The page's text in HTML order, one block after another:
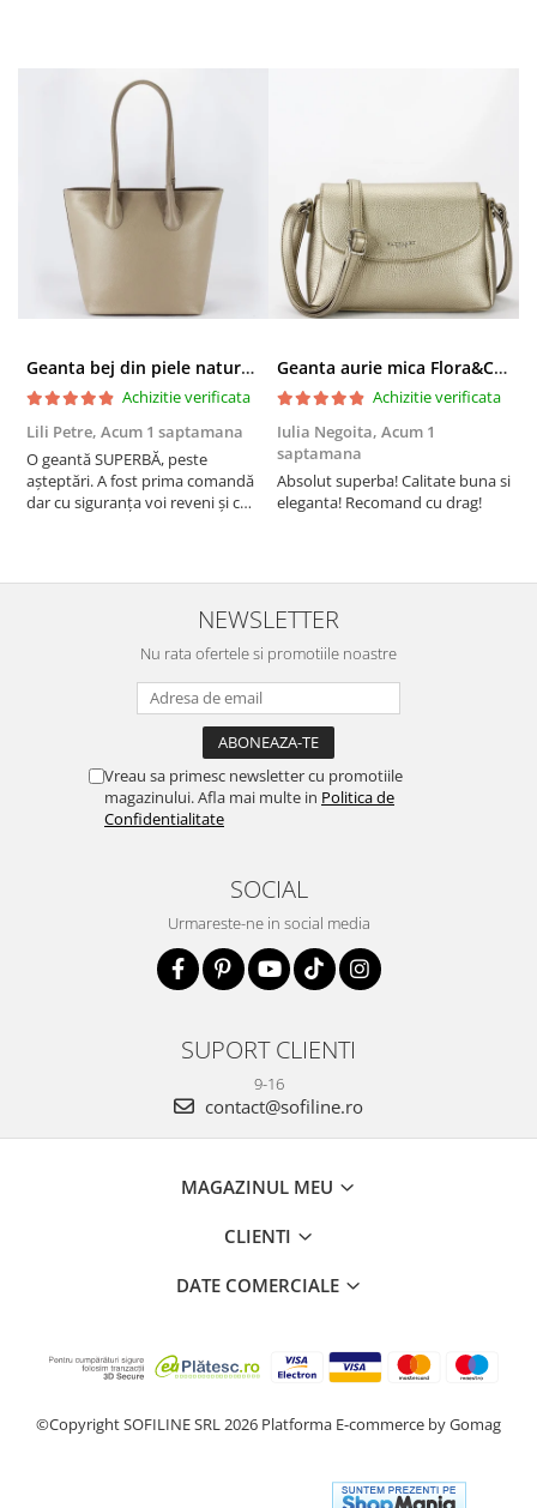
Geanta bej din piele naturala 8966 123
Achizitie verificata
Lili Petre, Acum 1 saptamana
O geantă SUPERBĂ, peste
așteptări. A fost prima comandă
dar cu siguranța voi reveni și cu
doua zi). RECOMAND SOFILINE!!!
Geanta aurie mica Flora&CO Paris H6930 16
Achizitie verificata
Iulia Negoita, Acum 1
saptamana
Absolut superba! Calitate buna si
eleganta! Recomand cu drag!
NEWSLETTER
Nu rata ofertele si promotiile noastre
Vreau sa primesc newsletter cu promotiile
magazinului. Afla mai multe in Politica de
Confidentialitate
SOCIAL
Urmareste-ne in social media
SUPORT CLIENTI
9-16
contact@sofiline.ro
MAGAZINUL MEU
CLIENTI
DATE COMERCIALE
©Copyright SOFILINE SRL 2026 Platforma E-commerce by Gomag